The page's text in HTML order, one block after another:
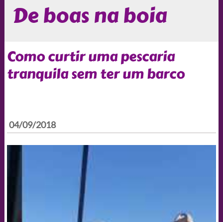
De boas na boia
Como curtir uma pescaria
tranquila sem ter um barco
04/09/2018